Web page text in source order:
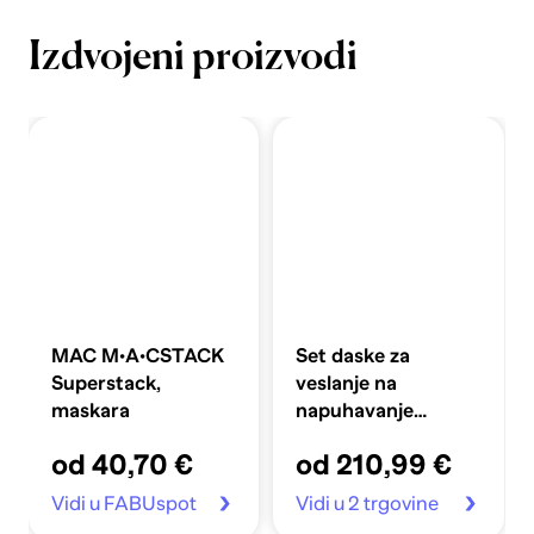
Izdvojeni proizvodi
MAC M·A·CSTACK
Superstack,
maskara
od 40,70 €
Vidi u FABUspot
Set daske za
veslanje na
napuhavanje
plavi
od 210,99 €
Vidi u 2 trgovine